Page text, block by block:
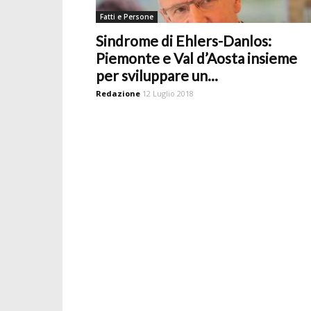
Fatti e Persone
Sindrome di Ehlers-Danlos:
Piemonte e Val d’Aosta insieme
per sviluppare un...
Redazione 12 Luglio 2018